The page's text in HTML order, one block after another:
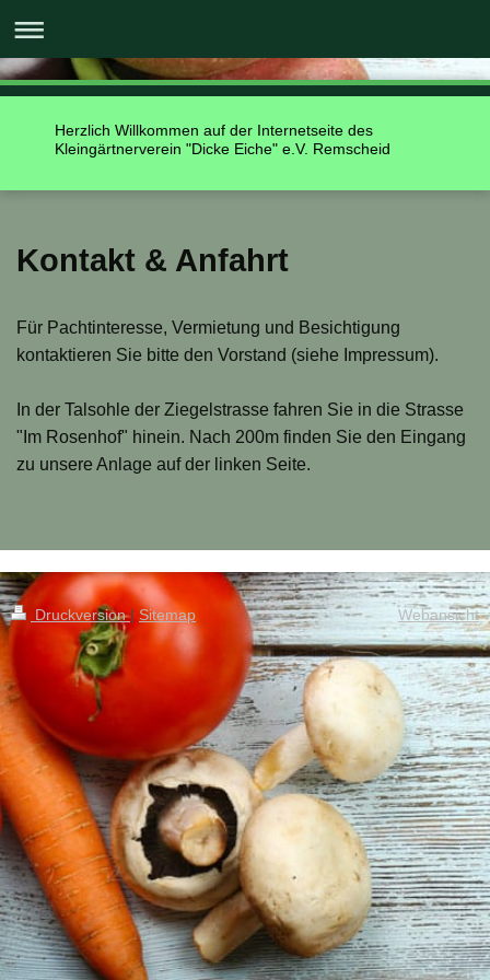
Herzlich Willkommen auf der Internetseite des
Kleingärtnerverein "Dicke Eiche" e.V. Remscheid
Kontakt & Anfahrt
Für Pachtinteresse, Vermietung und Besichtigung
kontaktieren Sie bitte den Vorstand (siehe Impressum).
In der Talsohle der Ziegelstrasse fahren Sie in die Strasse
"Im Rosenhof" hinein. Nach 200m finden Sie den Eingang
zu unsere Anlage auf der linken Seite.
Druckversion| Sitemap Webansicht